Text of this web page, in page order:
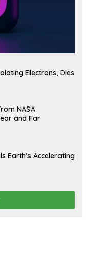
Electrons, Dies
NASA
and Far
Earth’s Accelerating